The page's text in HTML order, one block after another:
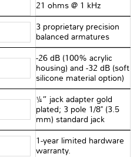
21 ohms @ 1 kHz
3 proprietary precision
balanced armatures
-26 dB (100% acrylic
housing) and -32 dB (soft
silicone material option)
¼” jack adapter gold
plated; 3 pole 1/8" (3.5
mm) standard jack
1-year limited hardware
warranty.